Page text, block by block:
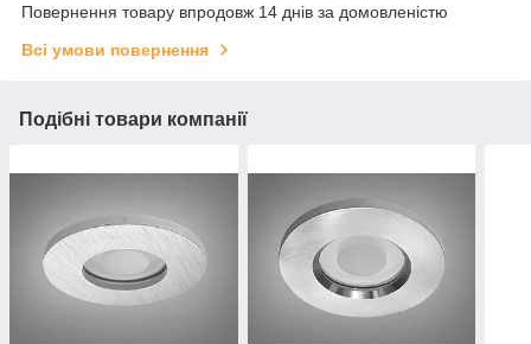
Повернення товару впродовж 14 днів за домовленістю
Всі умови повернення
Подібні товари компанії